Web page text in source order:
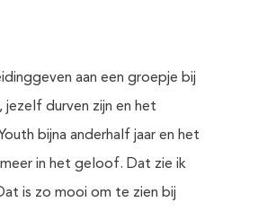
aan een groepje bij
jezelf durven zijn en het
bijna anderhalf jaar en het
in het geloof. Dat zie ik
is zo mooi om te zien bij